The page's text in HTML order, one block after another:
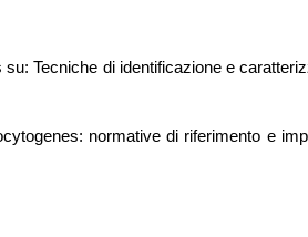
Tecniche di identificazione e
normative di riferimento e